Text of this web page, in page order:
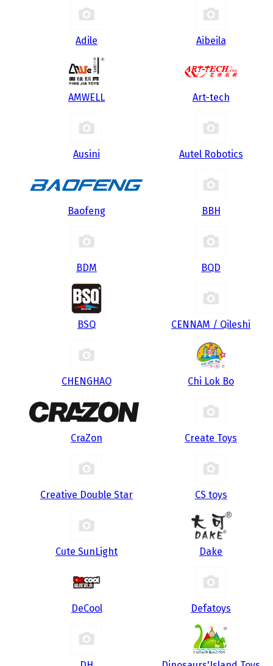
Adile Aibeila
AMWELL Art-tech
Ausini Autel Robotics
Baofeng BBH
BDM BQD
BSQ CENNAM / Qileshi
CHENGHAO Chi Lok Bo
CraZon Create Toys
Creative Double Star CS toys
Cute SunLight Dake
DeCool Defatoys